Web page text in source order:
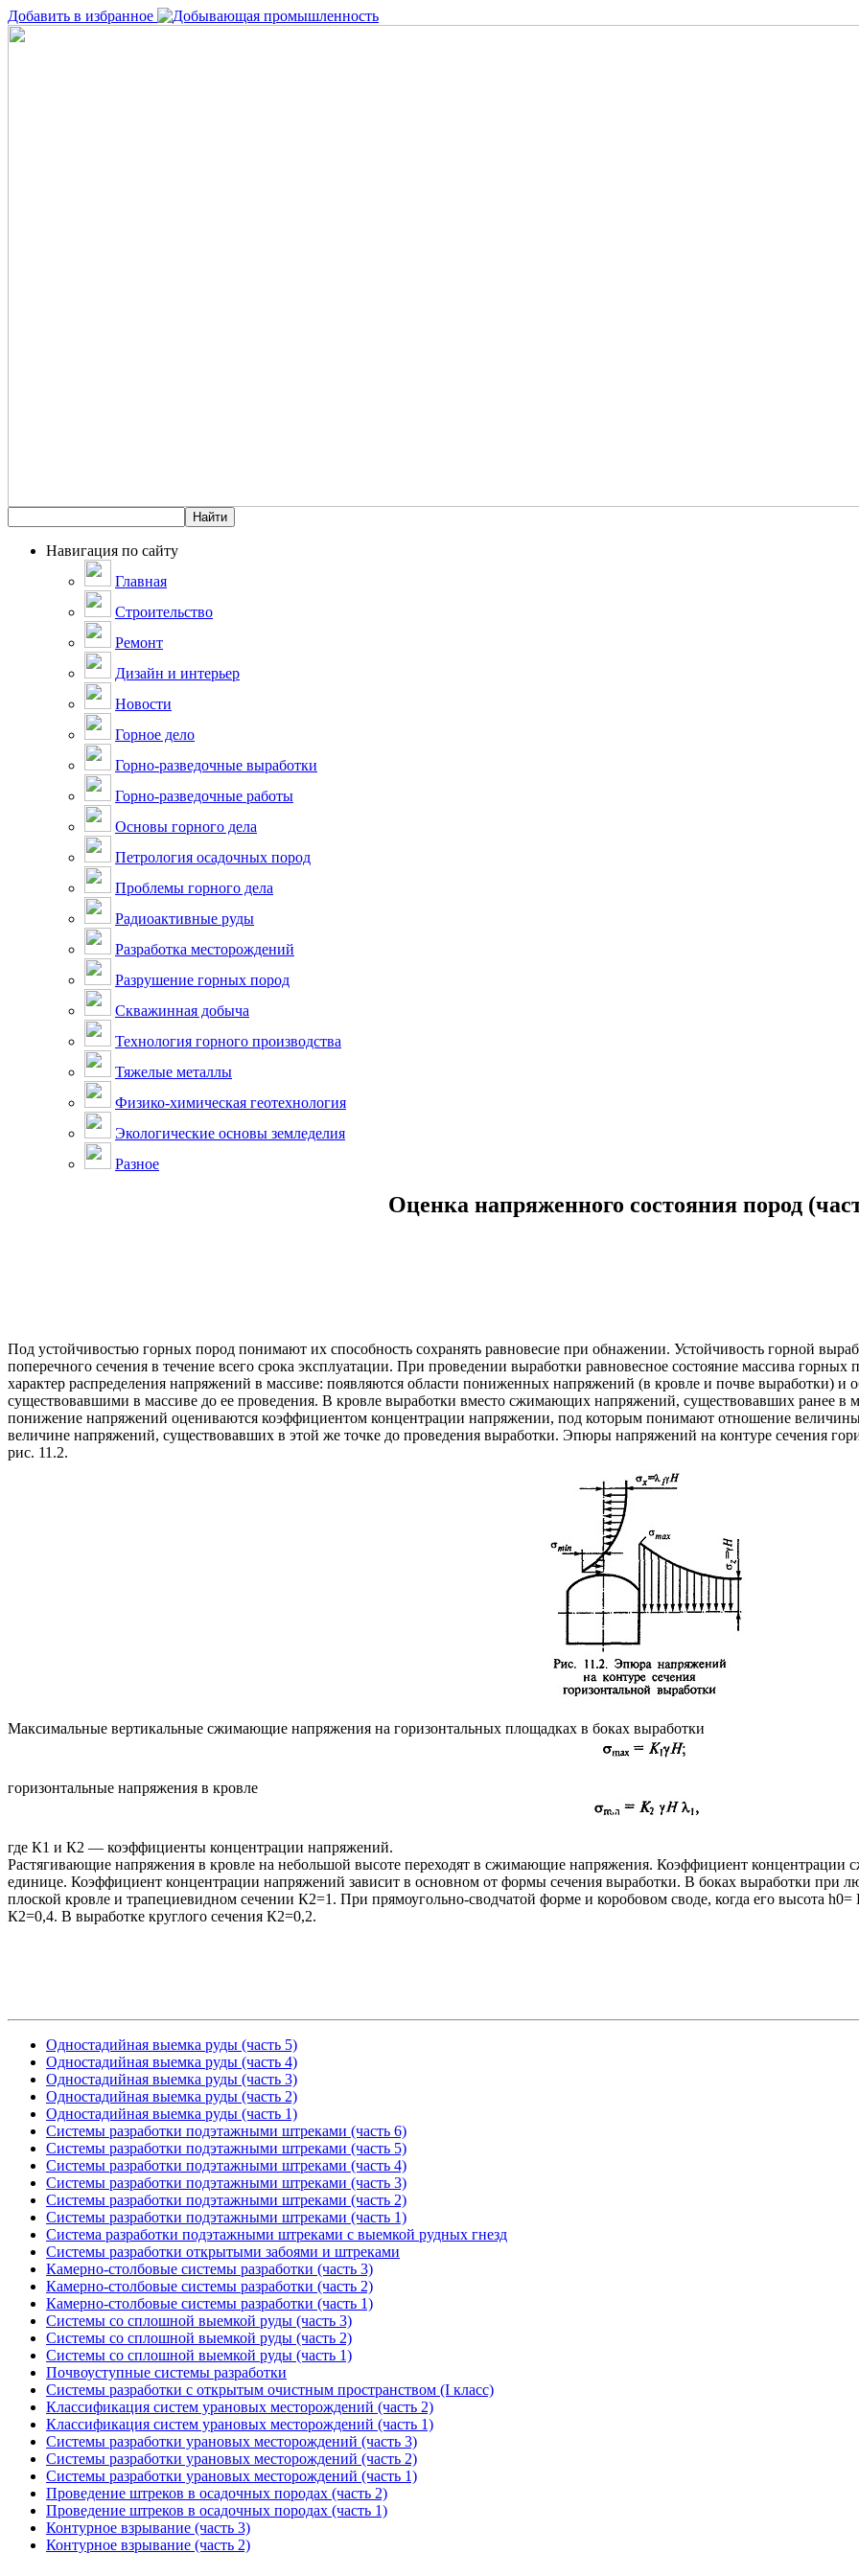
Добавить в избранное
Навигация по сайту
Главная
Строительство
Ремонт
Дизайн и интерьер
Новости
Горное дело
Горно-разведочные выработки
Горно-разведочные работы
Основы горного дела
Петрология осадочных пород
Проблемы горного дела
Радиоактивные руды
Разработка месторождений
Разрушение горных пород
Скважинная добыча
Технология горного производства
Тяжелые металлы
Физико-химическая геотехнология
Экологические основы земледелия
Разное
Оценка напряженного состояния пород
Под устойчивостью горных пород понимают их способность сохранять равновесие при обнажении. Устойчивость горной
поперечного сечения в течение всего срока эксплуатации. При проведении выработки равновесное состояние массива горных
характер распределения напряжений в массиве: появляются области пониженных напряжений (в кровле и почве выработки)
существовавшими в массиве до ее проведения. В кровле выработки вместо сжимающих напряжений, существовавших ранее
понижение напряжений оцениваются коэффициентом концентрации напряжении, под которым понимают отношение
величине напряжений, существовавших в этой же точке до проведения выработки. Эпюры напряжений на контуре сечения
рис. 11.2.
Максимальные вертикальные сжимающие напряжения на горизонтальных площадках в боках выработки
горизонтальные напряжения в кровле
где К1 и К2 — коэффициенты концентрации напряжений.
Растягивающие напряжения в кровле на небольшой высоте переходят в сжимающие напряжения. Коэффициент
единице. Коэффициент концентрации напряжений зависит в основном от формы сечения выработки. В боках выработки при
плоской кровле и трапециевидном сечении К2=1. При прямоугольно-сводчатой форме и коробовом своде, когда его высота
К2=0,4. В выработке круглого сечения К2=0,2.
Одностадийная выемка руды (часть 5)
Одностадийная выемка руды (часть 4)
Одностадийная выемка руды (часть 3)
Одностадийная выемка руды (часть 2)
Одностадийная выемка руды (часть 1)
Системы разработки подэтажными штреками (часть 6)
Системы разработки подэтажными штреками (часть 5)
Системы разработки подэтажными штреками (часть 4)
Системы разработки подэтажными штреками (часть 3)
Системы разработки подэтажными штреками (часть 2)
Системы разработки подэтажными штреками (часть 1)
Система разработки подэтажными штреками с выемкой рудных гнезд
Системы разработки открытыми забоями и штреками
Камерно-столбовые системы разработки (часть 3)
Камерно-столбовые системы разработки (часть 2)
Камерно-столбовые системы разработки (часть 1)
Системы со сплошной выемкой руды (часть 3)
Системы со сплошной выемкой руды (часть 2)
Системы со сплошной выемкой руды (часть 1)
Почвоуступные системы разработки
Системы разработки с открытым очистным пространством (I класс)
Классификация систем урановых месторождений (часть 2)
Классификация систем урановых месторождений (часть 1)
Системы разработки урановых месторождений (часть 3)
Системы разработки урановых месторождений (часть 2)
Системы разработки урановых месторождений (часть 1)
Проведение штреков в осадочных породах (часть 2)
Проведение штреков в осадочных породах (часть 1)
Контурное взрывание (часть 3)
Контурное взрывание (часть 2)